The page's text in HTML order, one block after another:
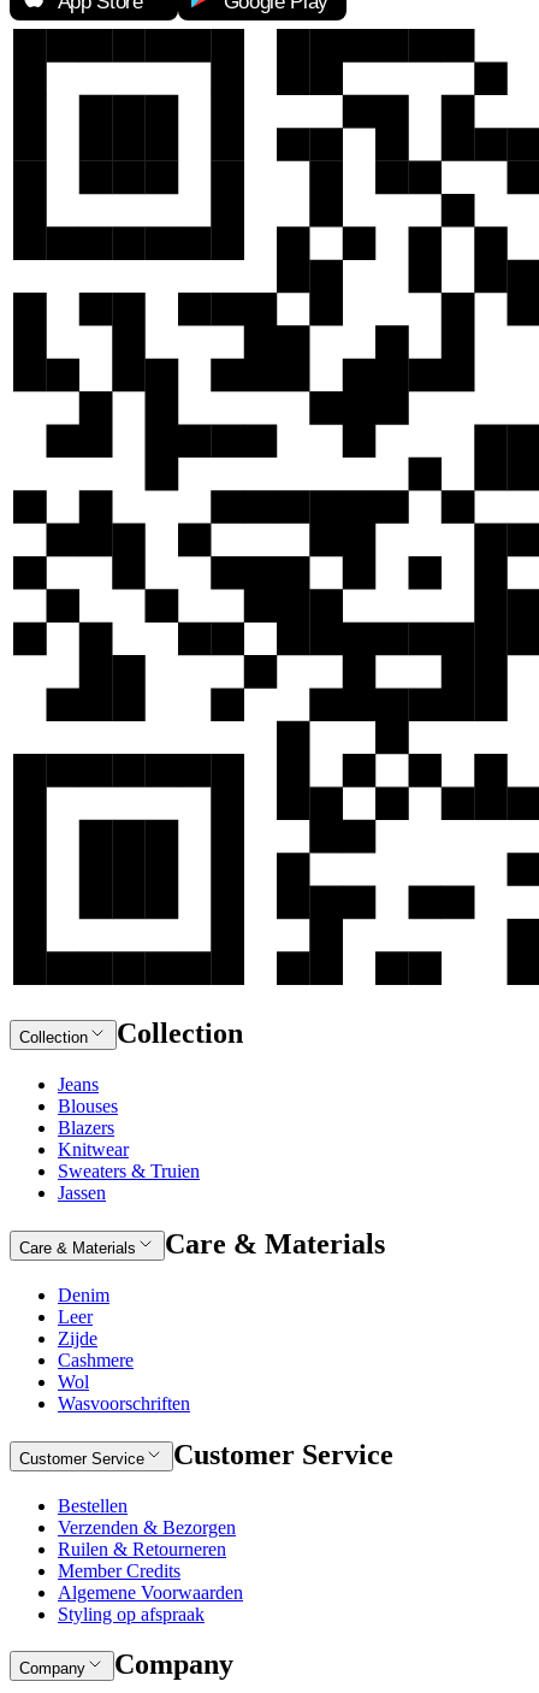
Collection Collection
Jeans
Blouses
Blazers
Knitwear
Sweaters & Truien
Jassen
Care & Materials Care & Materials
Denim
Leer
Zijde
Cashmere
Wol
Wasvoorschriften
Customer Service Customer Service
Bestellen
Verzenden & Bezorgen
Ruilen & Retourneren
Member Credits
Algemene Voorwaarden
Styling op afspraak
Company Company